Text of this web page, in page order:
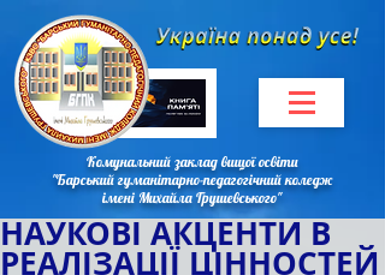
Комунальний заклад вищої освіти
"Барський гуманітарно-педагогічний коледж
імені Михайла Грушевського"
НАУКОВІ АКЦЕНТИ В
РЕАЛІЗАЦІЇ ЦІННОСТЕЙ